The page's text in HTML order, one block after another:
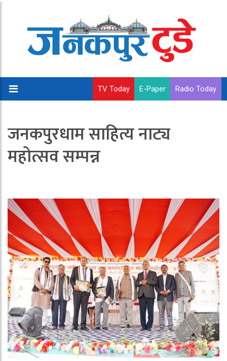
TV Today E-Paper Radio Today
जनकपुरधाम साहित्य नाट्य
महोत्सव सम्पन्न